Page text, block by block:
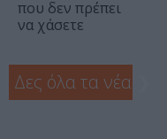
που δεν πρέπει
να χάσετε
Δες όλα τα νέα